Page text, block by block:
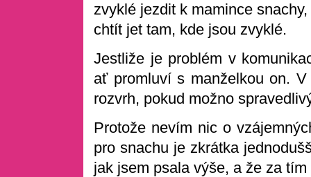
zvyklé jezdit k mamince
chtít jet tam, kde jsou zvyklé.
Jestliže je problém v
ať promluví s manželkou on.
rozvrh, pokud možno
Protože nevím nic o
pro snachu je zkrátka
jak jsem psala výše, a že za